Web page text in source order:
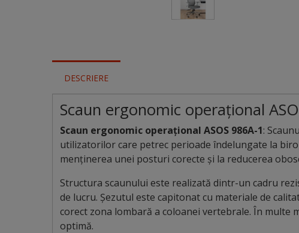
DESCRIERE
Scaun ergonomic operațional
Scaun ergonomic operațional ASOS 986A-1:
utilizatorilor care petrec perioade îndelungate la
menținerea unei posturi corecte și la reducerea
Structura scaunului este realizată dintr-un cadru
de lucru. Șezutul este capitonat cu materiale de
corect zona lombară a coloanei vertebrale. În
optimă.